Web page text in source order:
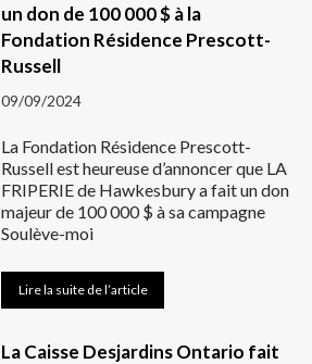
un don de 100 000 $ à la
Fondation Résidence Prescott-
Russell
09/09/2024
La Fondation Résidence Prescott-
Russell est heureuse d’annoncer que LA
FRIPERIE de Hawkesbury a fait un don
majeur de 100 000 $ à sa campagne
Soulève-moi
Lire la suite de l’article
La Caisse Desjardins Ontario fait